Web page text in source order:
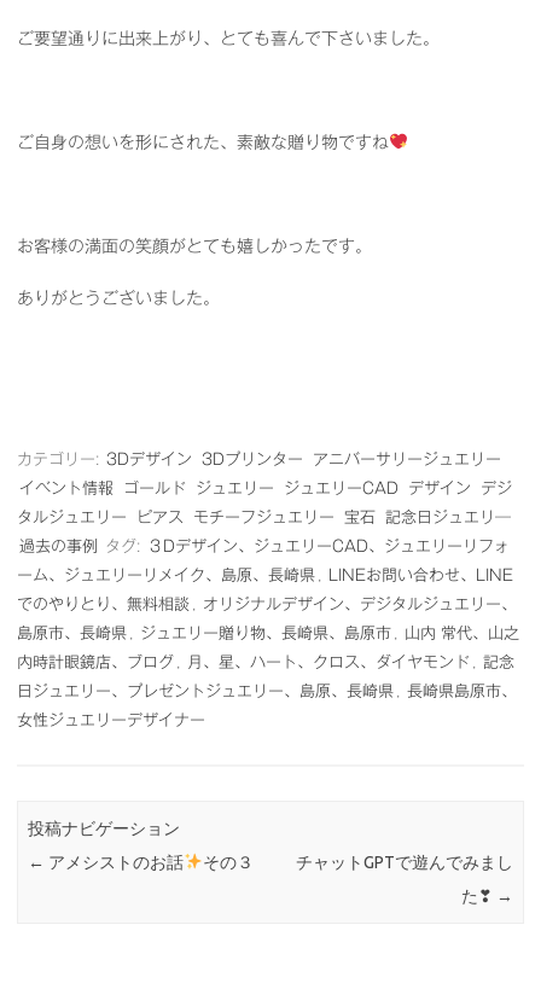
ご要望通りに出来上がり、とても喜んで下さいました。
ご自身の想いを形にされた、素敵な贈り物ですね
お客様の満面の笑顔がとても嬉しかったです。
ありがとうございました。
カテゴリー: 3Dデザイン 3Dプリンター
アニバーサリージュエリー
イベント情報
ゴールド ジュエリー ジュエリーCAD デザイン
デジ
タルジュエリー
ピアス モチーフジュエリー 宝石
記念日ジュエリ―
過去の事例
タグ:
３Dデザイン、ジュエリーCAD、ジュエリーリフォ
ーム、ジュエリーリメイク、島原、長崎県
LINEお問い合わせ、LINE
でのやりとり、無料相談
オリジナルデザイン、デジタルジュエリー、
島原市、長崎県
ジュエリー贈り物、長崎県、島原市
山内 常代、山之
内時計眼鏡店、ブログ
月、星、ハート、クロス、ダイヤモンド
記念
日ジュエリー、プレゼントジュエリー、島原、長崎県
長崎県島原市、
女性ジュエリーデザイナー
投稿ナビゲーション
← アメシストのお話 その３
チャットGPTで遊んでみまし
た❣ →